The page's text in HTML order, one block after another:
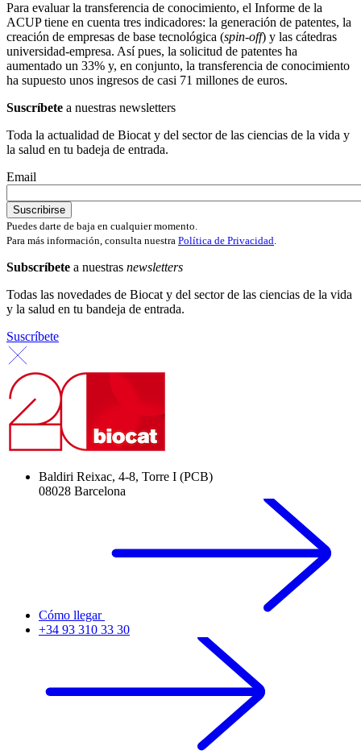
Para evaluar la transferencia de conocimiento, el Informe de la
ACUP tiene en cuenta tres indicadores: la generación de patentes, la
creación de empresas de base tecnológica (spin-off) y las cátedras
universidad-empresa. Así pues, la solicitud de patentes ha
aumentado un 33% y, en conjunto, la transferencia de conocimiento
ha supuesto unos ingresos de casi 71 millones de euros.
Suscríbete a nuestras newsletters
Toda la actualidad de Biocat y del sector de las ciencias de la vida y
la salud en tu badeja de entrada.
Email
Puedes darte de baja en cualquier momento.
Para más información, consulta nuestra Política de Privacidad.
Subscríbete a nuestras newsletters
Todas las novedades de Biocat y del sector de las ciencias de la vida
y la salud en tu bandeja de entrada.
Suscríbete
Baldiri Reixac, 4-8, Torre I (PCB)
08028 Barcelona
Cómo llegar
+34 93 310 33 30